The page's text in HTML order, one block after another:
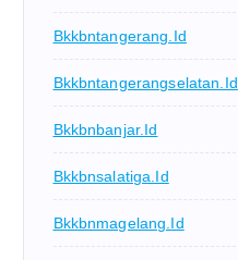
Bkkbntangerang.id
Bkkbntangerangselatan.id
Bkkbnbanjar.id
Bkkbnsalatiga.id
Bkkbnmagelang.id